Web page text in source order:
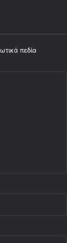
πεδία